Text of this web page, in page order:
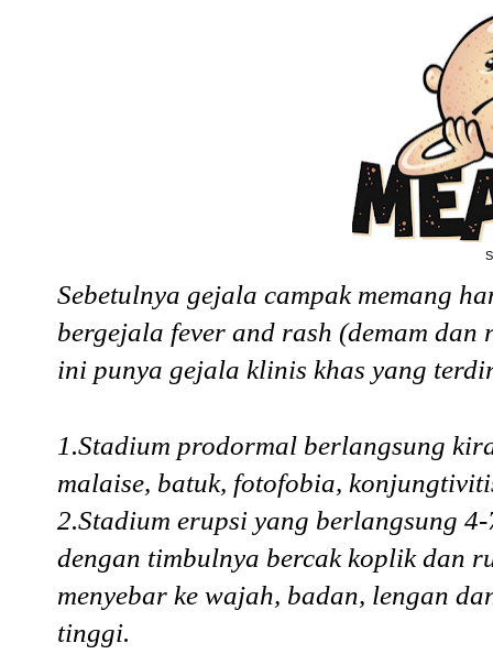
Sebetulnya gejala campak memang
bergejala fever and rash (demam
ini punya gejala klinis khas yang
1.Stadium prodormal berlangsung
malaise, batuk, fotofobia,
2.Stadium erupsi yang berlangsung
dengan timbulnya bercak koplik dan
menyebar ke wajah, badan, lengan
tinggi.